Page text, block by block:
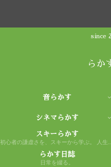
since
らか
音らかす
シネマらかす
スキーらかす
初心者の謙虚さを、スキ
らかす日誌
日常を綴る。